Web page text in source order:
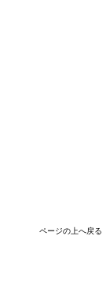
ページの上へ戻る